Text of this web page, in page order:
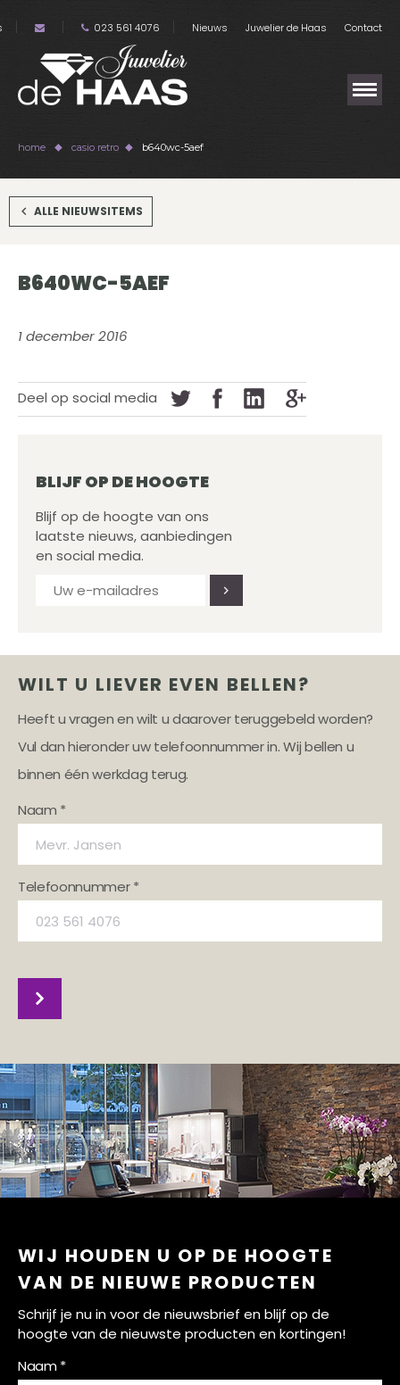
023 561 4076 Nieuws Juwelier de Haas Contact
home casio retro b640wc-5aef
ALLE NIEUWSITEMS
B640WC-5AEF
1 december 2016
Deel op social media
BLIJF OP DE HOOGTE
Blijf op de hoogte van ons
laatste nieuws, aanbiedingen
en social media.
WILT U LIEVER EVEN BELLEN?
Heeft u vragen en wilt u daarover teruggebeld worden?
Vul dan hieronder uw telefoonnummer in. Wij bellen u
binnen één werkdag terug.
Naam *
Telefoonnummer *
WIJ HOUDEN U OP DE HOOGTE
VAN DE NIEUWE PRODUCTEN
Schrijf je nu in voor de nieuwsbrief en blijf op de
hoogte van de nieuwste producten en kortingen!
Naam *